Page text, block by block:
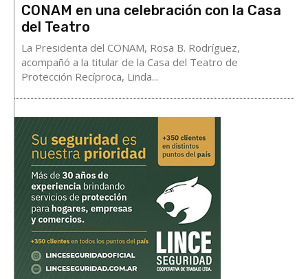
CONAM en una celebración con la Casa
del Teatro
La Presidenta del CONAM, Rosa B. Rodríguez,
acompañó a la titular de la Casa del Teatro de
Protección Recíproca, Linda...